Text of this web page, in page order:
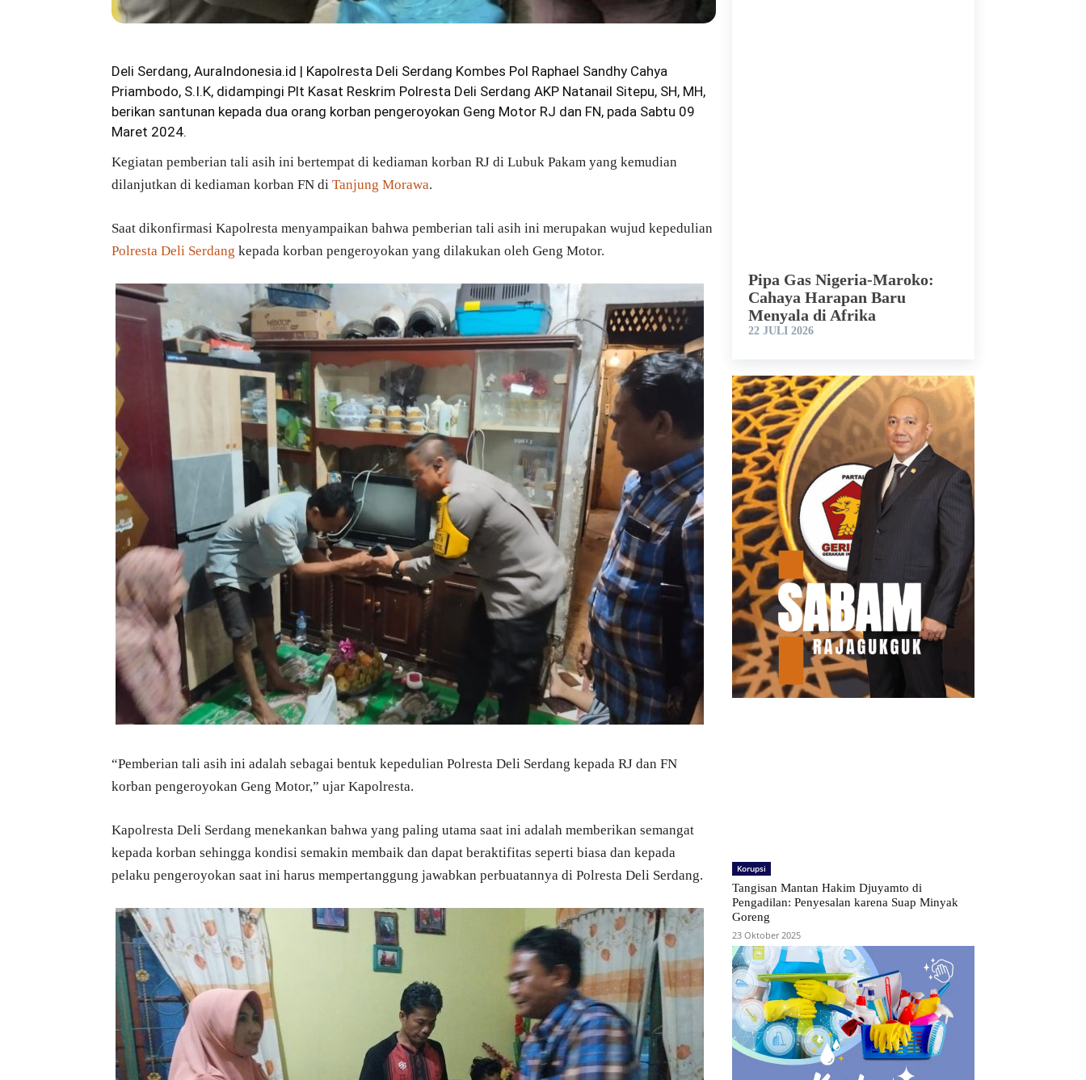
Deli Serdang, AuraIndonesia.id | Kapolresta Deli Serdang Kombes Pol Raphael Sandhy Cahya
Priambodo, S.I.K, didampingi Plt Kasat Reskrim Polresta Deli Serdang AKP Natanail Sitepu, SH, MH,
berikan santunan kepada dua orang korban pengeroyokan Geng Motor RJ dan FN, pada Sabtu 09
Maret 2024.
Kegiatan pemberian tali asih ini bertempat di kediaman korban RJ di Lubuk Pakam yang kemudian
dilanjutkan di kediaman korban FN di Tanjung Morawa.
Saat dikonfirmasi Kapolresta menyampaikan bahwa pemberian tali asih ini merupakan wujud kepedulian
Polresta Deli Serdang kepada korban pengeroyokan yang dilakukan oleh Geng Motor.
“Pemberian tali asih ini adalah sebagai bentuk kepedulian Polresta Deli Serdang kepada RJ dan FN
korban pengeroyokan Geng Motor,” ujar Kapolresta.
Kapolresta Deli Serdang menekankan bahwa yang paling utama saat ini adalah memberikan semangat
kepada korban sehingga kondisi semakin membaik dan dapat beraktifitas seperti biasa dan kepada
pelaku pengeroyokan saat ini harus mempertanggung jawabkan perbuatannya di Polresta Deli Serdang.
Pipa Gas Nigeria-Maroko:
Cahaya Harapan Baru
Menyala di Afrika
22 JULI 2026
Korupsi
Tangisan Mantan Hakim Djuyamto di
Pengadilan: Penyesalan karena Suap Minyak
Goreng
23 Oktober 2025